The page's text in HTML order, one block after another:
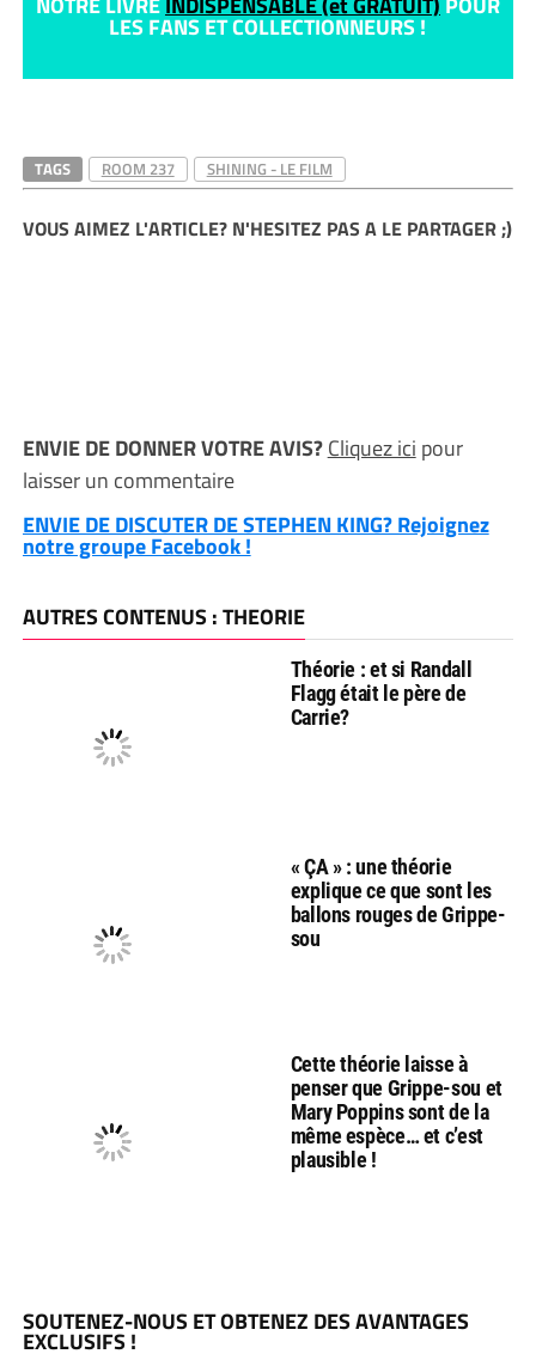
LES FANS ET COLLECTIONNEURS !
TAGS ROOM 237 SHINING - LE FILM
VOUS AIMEZ L'ARTICLE? N'HESITEZ PAS A LE PARTAGER ;)
ENVIE DE DONNER VOTRE AVIS?Cliquez ici pour
laisser un commentaire
ENVIE DE DISCUTER DE STEPHEN KING? Rejoignez
notre groupe Facebook !
AUTRES CONTENUS : THEORIE
Théorie : et si Randall
Flagg était le père de
Carrie?
« ÇA » : une théorie
explique ce que sont les
ballons rouges de Grippe-
sou
Cette théorie laisse à
penser que Grippe-sou et
Mary Poppins sont de la
même espèce… et c’est
plausible !
SOUTENEZ-NOUS ET OBTENEZ DES AVANTAGES
EXCLUSIFS !